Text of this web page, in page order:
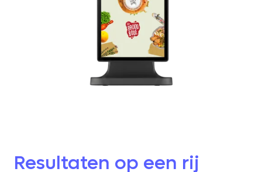
Resultaten op een rij